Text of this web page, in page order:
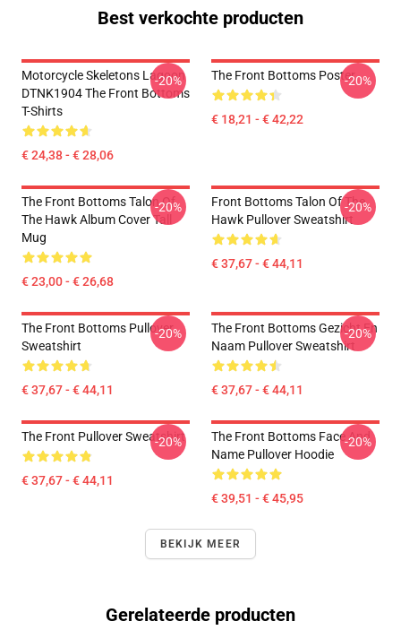
Best verkochte producten
Motorcycle Skeletons Lagoon
DTNK1904 The Front Bottoms
T-Shirts
€ 24,38 - € 28,06
-20% The Front Bottoms Poster
€ 18,21 - € 42,22
-20%
The Front Bottoms Talon Of
The Hawk Album Cover Tall
Mug
€ 23,00 - € 26,68
-20%
Front Bottoms Talon Of The
Hawk Pullover Sweatshirt
€ 37,67 - € 44,11
-20%
The Front Bottoms Pullover
Sweatshirt
€ 37,67 - € 44,11
-20%
The Front Bottoms Gezicht En
Naam Pullover Sweatshirt
€ 37,67 - € 44,11
-20%
The Front Pullover Sweatshirt
€ 37,67 - € 44,11
-20%
The Front Bottoms Face And
Name Pullover Hoodie
€ 39,51 - € 45,95
-20%
BEKIJK MEER
Gerelateerde producten